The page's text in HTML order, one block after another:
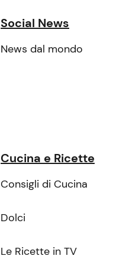
Social News
News dal mondo
Cucina e Ricette
Consigli di Cucina
Dolci
Le Ricette in TV